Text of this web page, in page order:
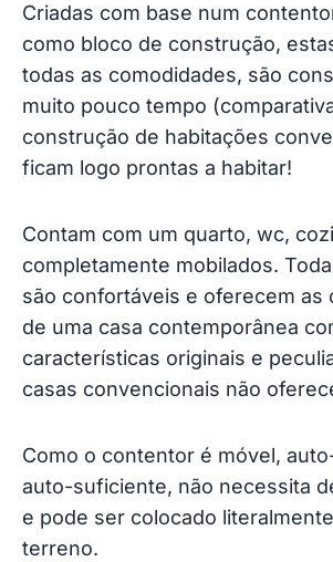
Criadas com base num
como bloco de construção,
todas as comodidades, são
muito pouco tempo
construção de habitações
ficam logo prontas a habitar!
Contam com um quarto, wc,
completamente mobilados.
são confortáveis e oferecem as
de uma casa contemporânea
características originais e
casas convencionais não
Como o contentor é móvel,
auto-suficiente, não necessita
e pode ser colocado
terreno.